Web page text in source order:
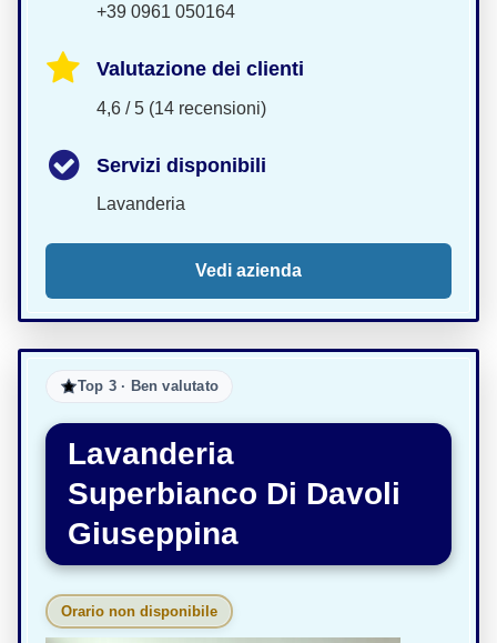
+39 0961 050164
Valutazione dei clienti
4,6 / 5 (14 recensioni)
Servizi disponibili
Lavanderia
Vedi azienda
Top 3 · Ben valutato
Lavanderia
Superbianco Di Davoli
Giuseppina
Orario non disponibile